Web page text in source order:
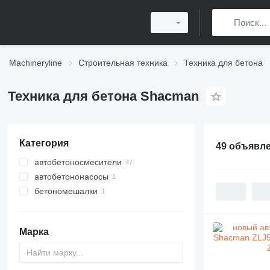
Machineryline Строительная техника Техника для бетона
Техника для бетона Shacman
Категория
автобетоносмесители
автобетононасосы
бетономешалки
Марка
49